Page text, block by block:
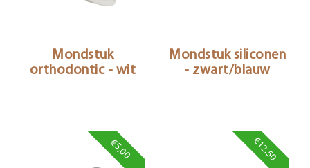
Mondstuk
orthodontic - wit
Mondstuk siliconen
- zwart/blauw
€5,00 €12,50